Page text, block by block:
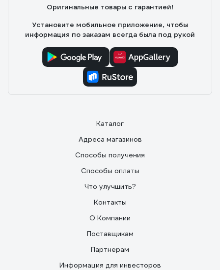
Оригинальные товары с гарантией!
Установите мобильное приложение, чтобы
информация по заказам всегда была под рукой
Каталог
Адреса магазинов
Способы получения
Способы оплаты
Что улучшить?
Контакты
О Компании
Поставщикам
Партнерам
Информация для инвесторов